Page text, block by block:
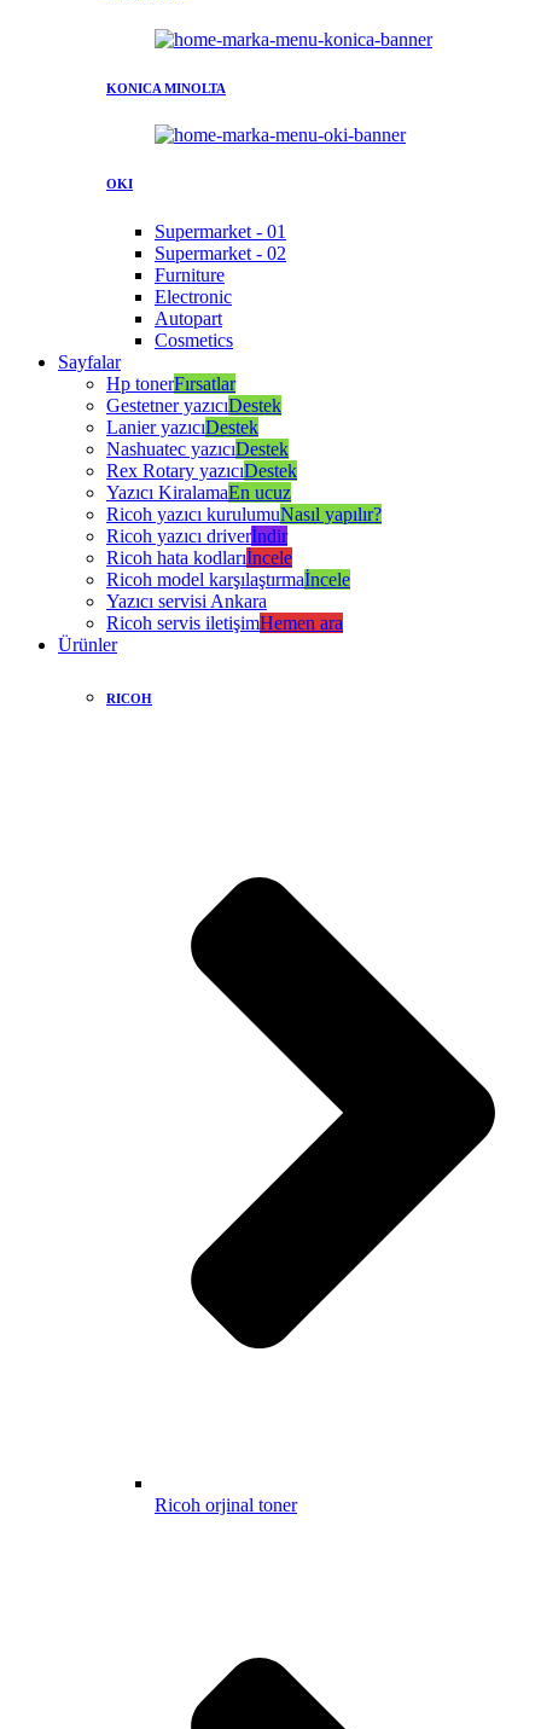
KONICA MINOLTA
OKI
Supermarket - 01
Supermarket - 02
Furniture
Electronic
Autopart
Cosmetics
Sayfalar
Hp tonerFırsatlar
Gestetner yazıcıDestek
Lanier yazıcıDestek
Nashuatec yazıcıDestek
Rex Rotary yazıcıDestek
Yazıcı KiralamaEn ucuz
Ricoh yazıcı kurulumuNasıl yapılır?
Ricoh yazıcı driverİndir
Ricoh hata kodlarıİncele
Ricoh model karşılaştırmaİncele
Yazıcı servisi Ankara
Ricoh servis iletişimHemen ara
Ürünler
RICOH
Ricoh orjinal toner